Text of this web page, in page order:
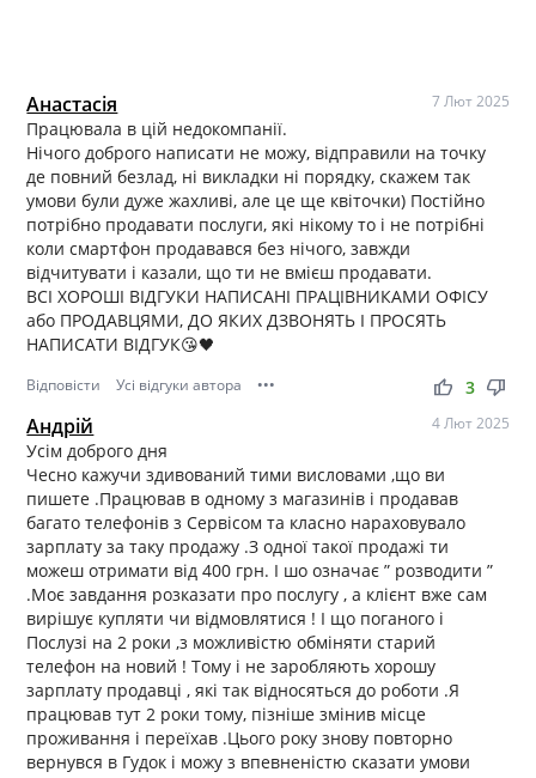
Анастасія 7 Лют 2025
Працювала в цій недокомпанії.
Нічого доброго написати не можу, відправили на точку
де повний безлад, ні викладки ні порядку, скажем так
умови були дуже жахливі, але це ще квіточки) Постійно
потрібно продавати послуги, які нікому то і не потрібні
коли смартфон продавався без нічого, завжди
відчитувати і казали, що ти не вмієш продавати.
ВСІ ХОРОШІ ВІДГУКИ НАПИСАНІ ПРАЦІВНИКАМИ ОФІСУ
або ПРОДАВЦЯМИ, ДО ЯКИХ ДЗВОНЯТЬ І ПРОСЯТЬ
НАПИСАТИ ВІДГУК😘🖤
Відповісти Усі відгуки автора ••• thumb_up thumb_down
3
Андрій 4 Лют 2025
Усім доброго дня
Чесно кажучи здивований тими висловами ,що ви
пишете .Працював в одному з магазинів і продавав
багато телефонів з Сервісом та класно нараховувало
зарплату за таку продажу .З одної такої продажі ти
можеш отримати від 400 грн. І шо означає ” розводити ”
.Моє завдання розказати про послугу , а клієнт вже сам
вирішує купляти чи відмовлятися ! І що поганого і
Послузі на 2 роки ,з можливістю обміняти старий
телефон на новий ! Тому і не заробляють хорошу
зарплату продавці , які так відносяться до роботи .Я
працював тут 2 роки тому, пізніше змінив місце
проживання і переїхав .Цього року знову повторно
вернувся в Гудок і можу з впевненістю сказати умови